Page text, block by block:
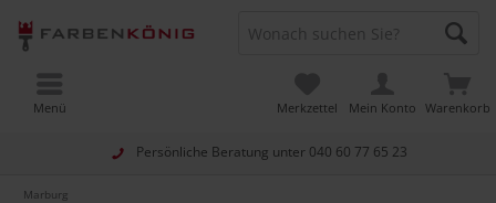
Persönliche Beratung unter 040 60 77 65 23
Warenkorb
Merkzettel Mein Konto
Menü
Marburg